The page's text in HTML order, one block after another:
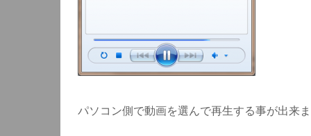
パソコン側で動画を選んで再生する事が出来